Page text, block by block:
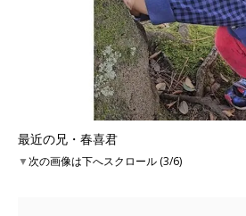
最近の兄・春喜君
▼次の画像は下へスクロール (3/6)